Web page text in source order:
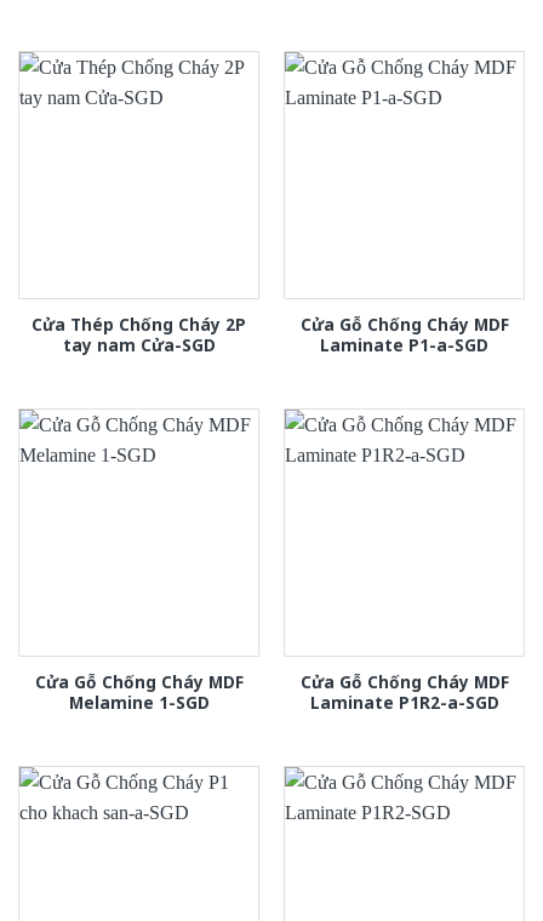
Cửa Thép Chống Cháy 2P
tay nam Cửa-SGD
Cửa Gỗ Chống Cháy MDF
Laminate P1-a-SGD
Cửa Gỗ Chống Cháy MDF
Melamine 1-SGD
Cửa Gỗ Chống Cháy MDF
Laminate P1R2-a-SGD